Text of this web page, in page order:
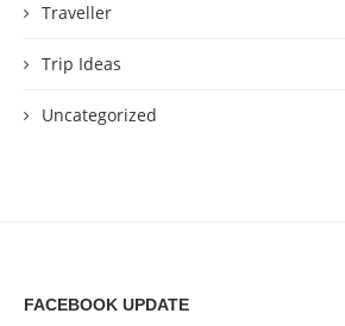
Traveller
Trip Ideas
Uncategorized
FACEBOOK UPDATE